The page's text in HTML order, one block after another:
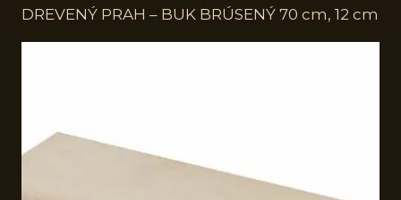
DREVENÝ PRAH – BUK BRÚSENÝ 70 cm, 12 cm